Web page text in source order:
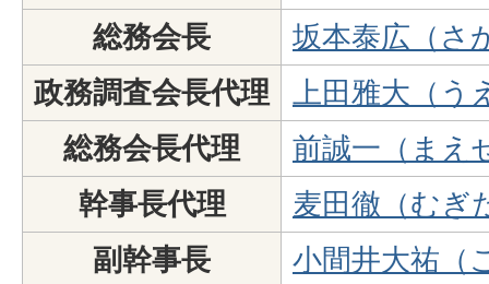
総務会長
坂本泰広（さ
政務調査会長代理
上田雅大（う
総務会長代理
前誠一（まえ
幹事長代理
麦田徹（むぎ
副幹事長
小間井大祐（